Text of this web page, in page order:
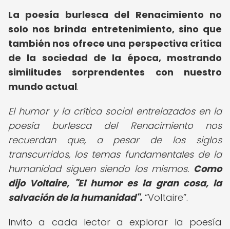
La poesía burlesca del Renacimiento no
solo nos brinda entretenimiento, sino que
también nos ofrece una perspectiva crítica
de la sociedad de la época, mostrando
similitudes sorprendentes con nuestro
mundo actual.
El humor y la crítica social entrelazados en la
poesía burlesca del Renacimiento nos
recuerdan que, a pesar de los siglos
transcurridos, los temas fundamentales de la
humanidad siguen siendo los mismos. Como
dijo Voltaire, "El humor es la gran cosa, la
salvación de la humanidad". Voltaire .
Invito a cada lector a explorar la poesía